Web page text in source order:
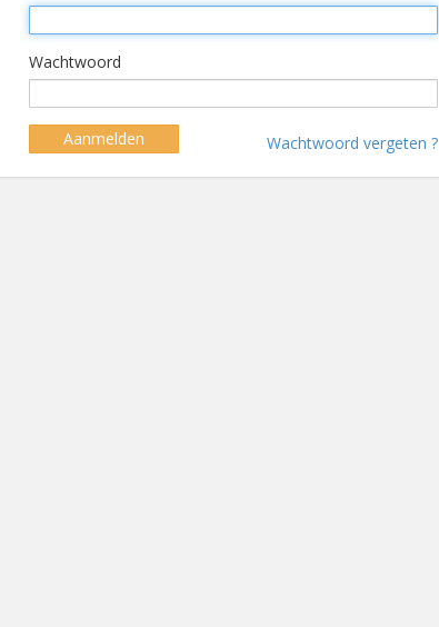
Wachtwoord
Aanmelden Wachtwoord vergeten ?